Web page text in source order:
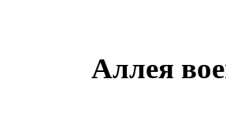
Аллея